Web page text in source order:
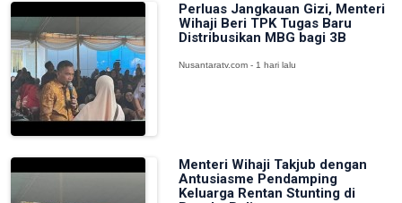
Perluas Jangkauan Gizi, Menteri
Wihaji Beri TPK Tugas Baru
Distribusikan MBG bagi 3B
Nusantaratv.com - 1 hari lalu
Menteri Wihaji Takjub dengan
Antusiasme Pendamping
Keluarga Rentan Stunting di